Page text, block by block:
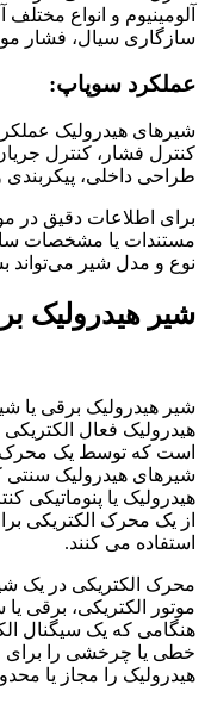
آلومینیوم و انواع مختلف
سازگاری سیال، فشار
عملکرد سوپاپ:
شیرهای هیدرولیک
کنترل فشار، کنترل
طراحی داخلی،
برای اطلاعات دقیق در
مستندات یا مشخصات
نوع و مدل شیر می‌تواند
شیر هیدرولیک
شیر هیدرولیک برقی یا
هیدرولیک فعال
است که توسط یک محرک
شیرهای هیدرولیک
هیدرولیک یا پنوماتیکی
از یک محرک الکتریکی
استفاده می کنند.
محرک الکتریکی در یک
موتور الکتریکی، برقی
هنگامی که یک سیگنال
خطی یا چرخشی را برای
هیدرولیک را مجاز یا